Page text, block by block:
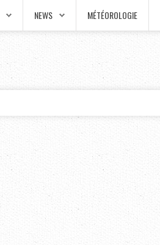
NEWS MÉTÉOROLOGIE